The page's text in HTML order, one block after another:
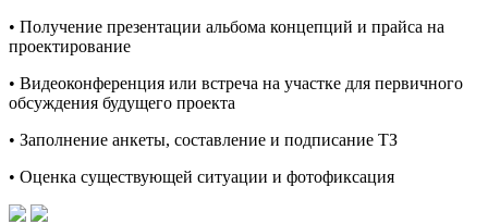
• Получение презентации альбома концепций и прайса на
проектирование
• Видеоконференция или встреча на участке для первичного
обсуждения будущего проекта
• Заполнение анкеты, составление и подписание ТЗ
• Оценка существующей ситуации и фотофиксация